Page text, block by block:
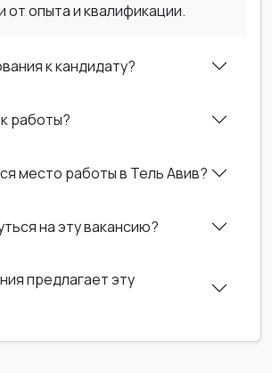
от опыта и квалификации.
к кандидату?
работы?
место работы в Тель Авив?
на эту вакансию?
предлагает эту